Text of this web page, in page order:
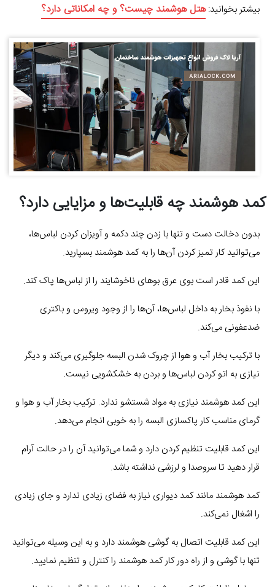
بیشتر بخوانید:هتل هوشمند چیست؟ و چه امکاناتی دارد؟
کمد هوشمند چه قابلیت‌ها و مزایایی دارد؟
بدون دخالت دست و تنها با زدن چند دکمه و آویزان کردن لباس‌ها،
می‌توانید کار تمیز کردن آن‌ها را به کمد هوشمند بسپارید.
این کمد قادر است بوی عرق بوهای ناخوشایند را از لباس‌ها پاک کند.
با نفوذ بخار به داخل لباس‌ها، آن‌ها را از وجود ویروس و باکتری
ضدعفونی می‌کند.
با ترکیب بخار آب و هوا از چروک شدن البسه جلوگیری می‌کند و دیگر
نیازی به اتو کردن لباس‌ها و بردن به خشکشویی نیست.
این کمد هوشمند نیازی به مواد شستشو ندارد. ترکیب بخار آب و هوا و
گرمای مناسب کار پاکسازی البسه را به خوبی انجام می‌دهد.
این کمد قابلیت تنظیم کردن دارد و شما می‌توانید آن را در حالت آرام
قرار دهید تا سروصدا و لرزشی نداشته باشد.
کمد هوشمند مانند کمد دیواری نیاز به فضای زیادی ندارد و جای زیادی
را اشغال نمی‌کند.
این کمد قابلیت اتصال به گوشی هوشمند دارد و به این وسیله می‌توانید
تنها با گوشی و از راه دور کار کمد هوشمند را کنترل و تنظیم نمایید.